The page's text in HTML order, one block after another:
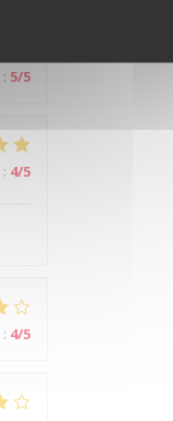
: 5/5
: 4/5
: 4/5